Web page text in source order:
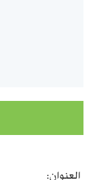
العنوان: